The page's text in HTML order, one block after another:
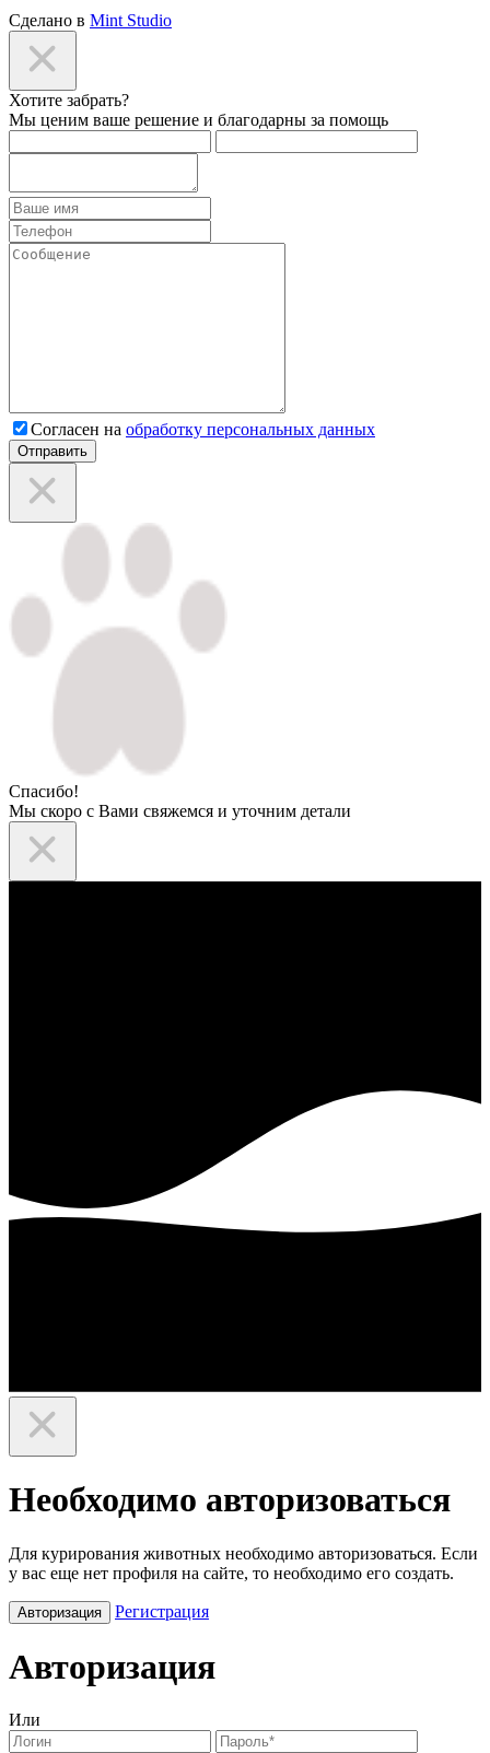
Сделано в Mint Studio
Хотите забрать?
Мы ценим ваше решение и благодарны за помощь
Согласен на обработку персональных данных
Отправить
Спасибо!
Мы скоро с Вами свяжемся и уточним детали
Необходимо авторизоваться
Для курирования животных необходимо авторизоваться. Если
у вас еще нет профиля на сайте, то необходимо его создать.
Авторизация Регистрация
Авторизация
Или